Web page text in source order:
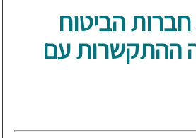
הביטוח
ההתקשרות עם